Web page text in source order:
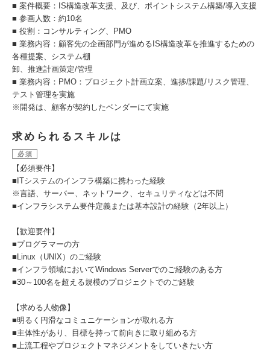
■ 案件概要：IS構造改革支援、及び、ポイントシステム構築/導入支援
■ 参画人数：約10名
■ 役割：コンサルティング、PMO
■ 業務内容：顧客先の企画部門が進めるIS構造改革を推進するための
各種提案、システム棚
卸、推進計画策定/管理
■ 業務内容：PMO：プロジェクト計画立案、進捗/課題/リスク管理、
テスト管理を実施
※開発は、顧客が契約したベンダーにて実施
求められるスキルは
必須
【必須要件】
■ITシステムのインフラ構築に携わった経験
※言語、サーバー、ネットワーク、セキュリティなどは不問
■インフラシステム要件定義または基本設計の経験（2年以上）
【歓迎要件】
■プログラマーの⽅
■Linux（UNIX）のご経験
■インフラ領域においてWindows Serverでのご経験のある⽅
■30～100名を超える規模のプロジェクトでのご経験
【求める⼈物像】
■明るく円滑なコミュニケーションが取れる方
■主体性があり、目標を持って前向きに取り組める方
■上流⼯程やプロジェクトマネジメントをしていきたい⽅